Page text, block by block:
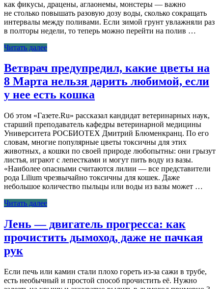
как фикусы, драцены, аглаонемы, монстеры — важно
не столько повышать разовую дозу воды, сколько сокращать
интервалы между поливами. Если зимой грунт увлажняли раз
в полторы недели, то теперь можно перейти на полив …
Читать далее
Ветврач предупредил, какие цветы на
8 Марта нельзя дарить любимой, если
у нее есть кошка
Об этом «Газете.Ru» рассказал кандидат ветеринарных наук,
старший преподаватель кафедры ветеринарной медицины
Университета РОСБИОТЕХ Дмитрий Блюменкранц. По его
словам, многие популярные цветы токсичны для этих
животных, а кошки по своей природе любопытны: они грызут
листья, играют с лепестками и могут пить воду из вазы.
«Наиболее опасными считаются лилии — все представители
рода Lilium чрезвычайно токсичны для кошек. Даже
небольшое количество пыльцы или воды из вазы может …
Читать далее
Лень — двигатель прогресса: как
прочистить дымоход, даже не пачкая
рук
Если печь или камин стали плохо гореть из-за сажи в трубе,
есть необычный и простой способ прочистить её. Нужно